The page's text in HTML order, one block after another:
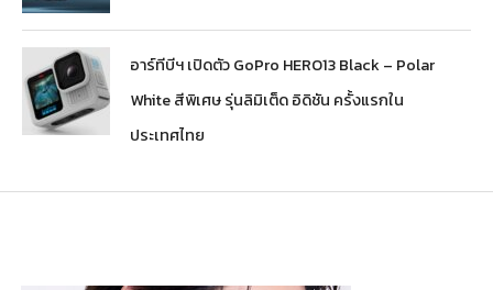
อาร์ทีบีฯ เปิดตัว GoPro HERO13 Black – Polar
White สีพิเศษ รุ่นลิมิเต็ด อิดิชัน ครั้งแรกใน
ประเทศไทย